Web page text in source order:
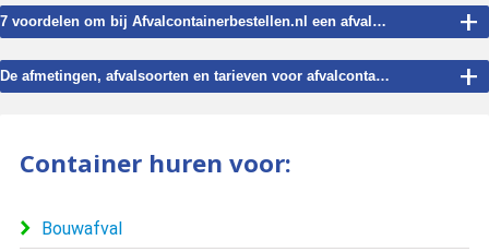
7 voordelen om bij Afvalcontainerbestellen.nl een afvalcontainer te bestellen voor Nijswiller. +
De afmetingen, afvalsoorten en tarieven voor afvalcontainer verhuur in Nijswiller. +
Container huren voor:
Bouwafval